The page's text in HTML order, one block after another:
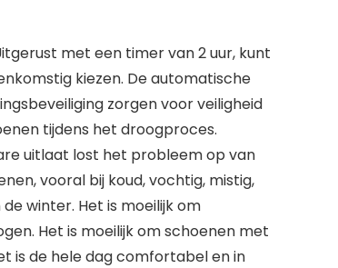
met een timer van 2 uur, kunt
kiezen. De automatische
zorgen voor veiligheid
tijdens het droogproces.
uitlaat lost het probleem op van
vooral bij koud, vochtig, mistig,
winter. Het is moeilijk om
Het is moeilijk om schoenen met
is de hele dag comfortabel en in